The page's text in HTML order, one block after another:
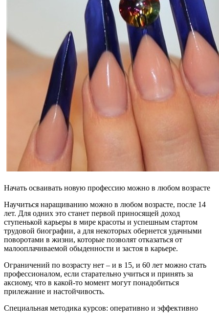
Начать осваивать новую профессию можно в любом возрасте
Научиться наращиванию можно в любом возрасте, после 14
лет. Для одних это станет первой приносящей доход
ступенькой карьеры в мире красоты и успешным стартом
трудовой биографии, а для некоторых обернется удачными
поворотами в жизни, которые позволят отказаться от
малооплачиваемой обыденности и застоя в карьере.
Ограничений по возрасту нет – и в 15, и 60 лет можно стать
профессионалом, если старательно учиться и принять за
аксиому, что в какой-то момент могут понадобиться
прилежание и настойчивость.
Специальная методика курсов: оперативно и эффективно